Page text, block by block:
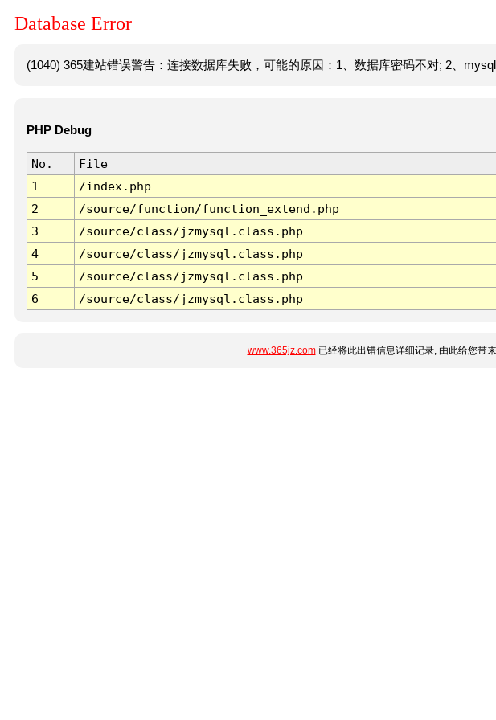
Database Error
(1040) 365建站错误警告：连接数据库失败，可能的原因：1、数据库密码不对; 2、mysql
PHP Debug
No. File
1
/index.php
2
/source/function/function_extend.php
3
/source/class/jzmysql.class.php
4
/source/class/jzmysql.class.php
5
/source/class/jzmysql.class.php
6
/source/class/jzmysql.class.php
www.365jz.com已经将此出错信息详细记录, 由此给您带